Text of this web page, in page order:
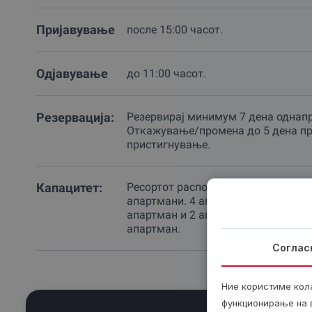
Пријавување после 15:00 часот.
Одјавување до 11:00 часот.
Резервација:
Резервираj минимум 7 дена
Откажување/промена до 5 дена
пристигнување.
Капацитет:
Ресортот располага со 6
апартмани. 4 апартмани за 1-2
апартман и 2 апартмани за до 4
апартман.
Ние користиме
функционирање на